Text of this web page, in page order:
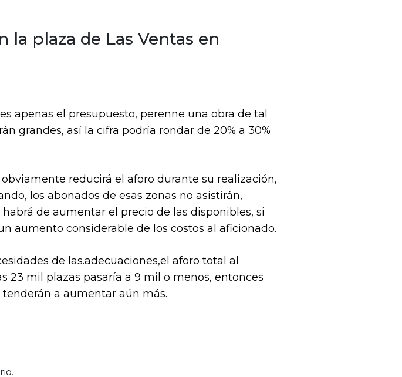
la plaza de Las Ventas en
apenas el presupuesto, perenne una obra de tal
grandes, así la cifra podría rondar de 20% a 30%
reducirá el aforo durante su realización,
los abonados de esas zonas no asistirán,
de aumentar el precio de las disponibles, si
aumento considerable de los costos al aficionado.
de las.adecuaciones,el aforo total al
23 mil plazas pasaría a 9 mil o menos, entonces
a aumentar aún más.